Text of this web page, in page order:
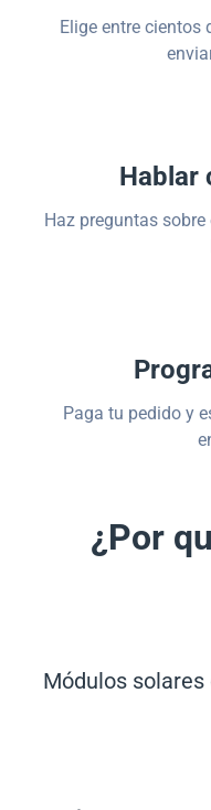
Elige entre cientos
Hablar
Haz preguntas
Paga tu pedido y
¿Por
Módulos